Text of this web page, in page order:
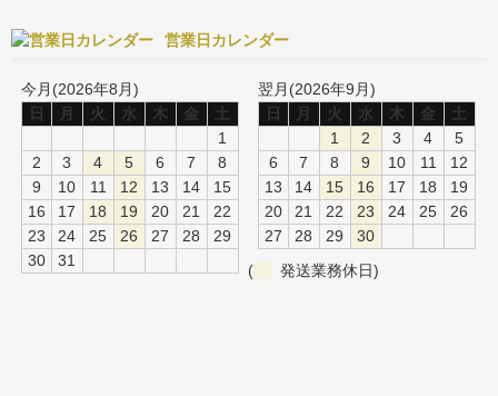
営業日カレンダー
今月(2026年8月)
日
月 火 水 木 金
土
1
2
3 4 5 6 7
8
9
10 11 12 13 14
15
16
17 18 19 20 21
22
23
24 25 26 27 28
29
30
31
翌月(2026年9月)
日
月 火 水 木 金
土
1
2 3 4
5
6
7 8 9 10 11
12
13
14 15 16 17 18
19
20
21 22 23 24 25
26
27
28 29
30
(
発送業務休日)